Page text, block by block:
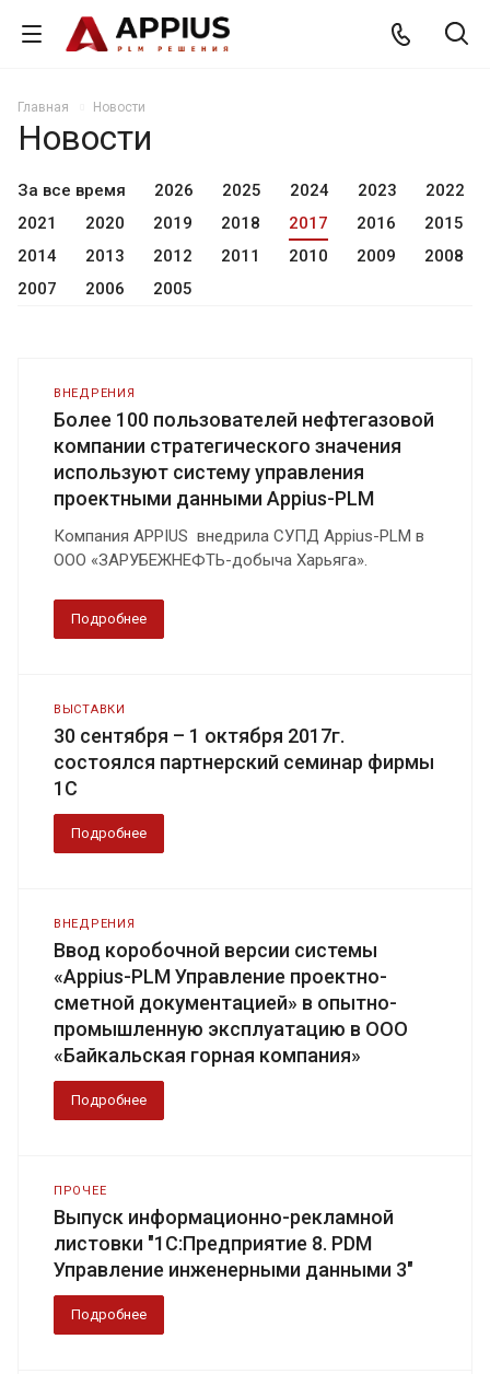
Главная Новости
Новости
За все время 2026 2025 2024 2023
2022
2021
2020 2019 2018 2017 2016
2015
2014
2013 2012 2011 2010 2009
2008
2007
2006 2005
ВНЕДРЕНИЯ
Более 100 пользователей нефтегазовой
компании стратегического значения
используют систему управления
проектными данными Appius-PLM
Компания APPIUS внедрила СУПД Appius-PLM в
ООО «ЗАРУБЕЖНЕФТЬ-добыча Харьяга».
Подробнее
ВЫСТАВКИ
30 сентября – 1 октября 2017г.
состоялся партнерский семинар фирмы
1С
Подробнее
ВНЕДРЕНИЯ
Ввод коробочной версии системы
«Appius-PLM Управление проектно-
сметной документацией» в опытно-
промышленную эксплуатацию в ООО
«Байкальская горная компания»
Подробнее
ПРОЧЕЕ
Выпуск информационно-рекламной
листовки "1С:Предприятие 8. PDM
Управление инженерными данными 3"
Подробнее